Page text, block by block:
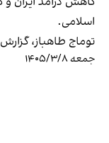
اسلامی.
توماج طاهباز،
جمعه ۱۴۰۵/۳/۸